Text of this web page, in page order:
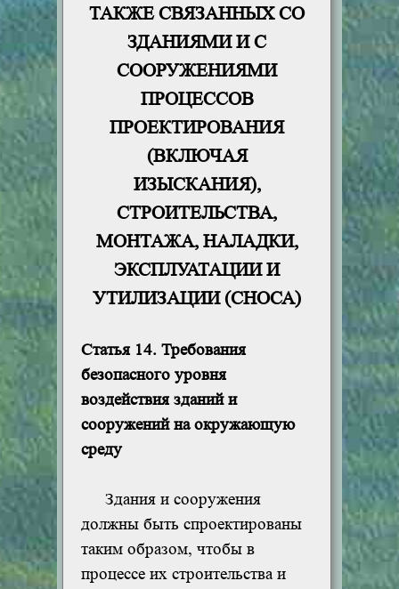
ТАКЖЕ СВЯЗАННЫХ СО
ЗДАНИЯМИ И С
СООРУЖЕНИЯМИ
ПРОЦЕССОВ
ПРОЕКТИРОВАНИЯ
(ВКЛЮЧАЯ
ИЗЫСКАНИЯ),
СТРОИТЕЛЬСТВА,
МОНТАЖА, НАЛАДКИ,
ЭКСПЛУАТАЦИИ И
УТИЛИЗАЦИИ (СНОСА)
Статья 14. Требования
безопасного уровня
воздействия зданий и
сооружений на окружающую
среду
Здания и сооружения
должны быть спроектированы
таким образом, чтобы в
процессе их строительства и